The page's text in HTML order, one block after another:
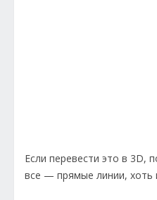
Если перевести это в 3D,
все — прямые линии, хоть